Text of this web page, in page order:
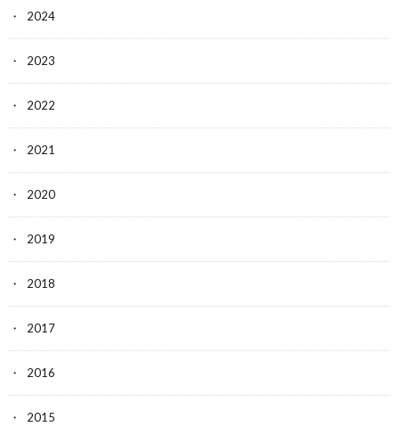
2024
2023
2022
2021
2020
2019
2018
2017
2016
2015